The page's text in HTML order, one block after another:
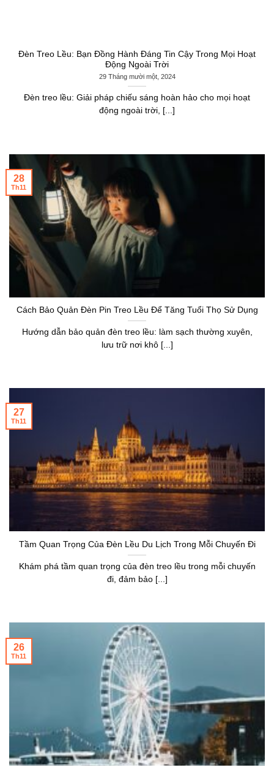
Đèn Treo Lều: Bạn Đồng Hành Đáng Tin Cậy Trong Mọi Hoạt
Động Ngoài Trời
29 Tháng mười một, 2024
Đèn treo lều: Giải pháp chiếu sáng hoàn hảo cho mọi hoạt
động ngoài trời, [...]
Cách Bảo Quản Đèn Pin Treo Lều Để Tăng Tuổi Thọ Sử Dụng
Hướng dẫn bảo quản đèn treo lều: làm sạch thường xuyên,
lưu trữ nơi khô [...]
28
Th11
Tầm Quan Trọng Của Đèn Lều Du Lịch Trong Mỗi Chuyến Đi
Khám phá tầm quan trọng của đèn treo lều trong mỗi chuyến
đi, đảm bảo [...]
27
Th11
26
Th11